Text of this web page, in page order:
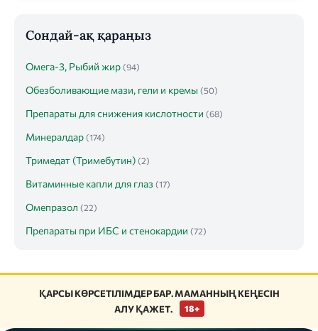
Сондай-ақ қараңыз
Омега-3, Рыбий жир (94)
Обезболивающие мази, гели и кремы (50)
Препараты для снижения кислотности (68)
Минералдар (174)
Тримедат (Тримебутин) (2)
Витаминные капли для глаз (17)
Омепразол (22)
Препараты при ИБС и стенокардии (72)
ҚАРСЫ КӨРСЕТІЛІМДЕР БАР. МАМАННЫҢ КЕҢЕСІН
АЛУ ҚАЖЕТ.
18+